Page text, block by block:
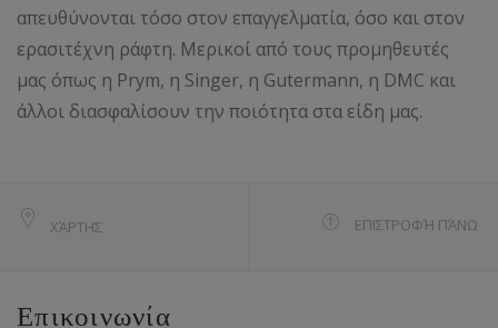
απευθύνονται τόσο στον επαγγελματία, όσο και στον
ερασιτέχνη ράφτη. Μερικοί από τους προμηθευτές
μας όπως η Prym, η Singer, η Gutermann, η DMC και
άλλοι διασφαλίσουν την ποιότητα στα είδη μας.
ΧΆΡΤΗΣ ΕΠΙΣΤΡΟΦΉ ΠΆΝΩ
Επικοινωνία